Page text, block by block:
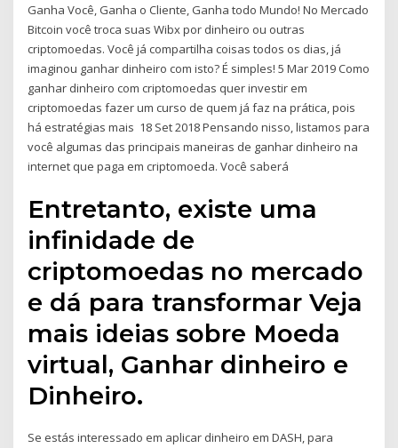
Ganha Você, Ganha o Cliente, Ganha todo Mundo! No Mercado
Bitcoin você troca suas Wibx por dinheiro ou outras
criptomoedas. Você já compartilha coisas todos os dias, já
imaginou ganhar dinheiro com isto? É simples! 5 Mar 2019 Como
ganhar dinheiro com criptomoedas quer investir em
criptomoedas fazer um curso de quem já faz na prática, pois
há estratégias mais 18 Set 2018 Pensando nisso, listamos para
você algumas das principais maneiras de ganhar dinheiro na
internet que paga em criptomoeda. Você saberá
Entretanto, existe uma
infinidade de
criptomoedas no mercado
e dá para transformar Veja
mais ideias sobre Moeda
virtual, Ganhar dinheiro e
Dinheiro.
Se estás interessado em aplicar dinheiro em DASH, para